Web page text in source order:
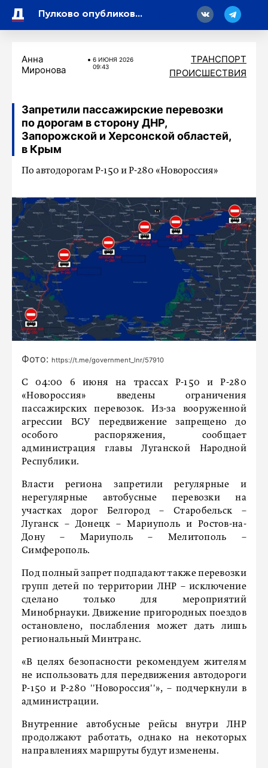
Пулково опубликовало информацию о ситуации в аэропорту: задержаны 17 рейсов
Анна
Миронова
6 ИЮНЯ 2026
09:43
ТРАНСПОРТ
ПРОИСШЕСТВИЯ
Запретили пассажирские перевозки
по дорогам в сторону ДНР,
Запорожской и Херсонской областей,
в Крым
По автодорогам Р-150 и Р-280 «Новороссия»
Фото: https://t.me/government_lnr/57910
С 04:00 6 июня на трассах Р-150 и Р-280
«Новороссия» введены ограничения
пассажирских перевозок. Из-за вооруженной
агрессии ВСУ передвижение запрещено до
особого распоряжения, сообщает
администрация главы Луганской Народной
Республики.
Власти региона запретили регулярные и
нерегулярные автобусные перевозки на
участках дорог Белгород – Старобельск –
Луганск – Донецк – Мариуполь и Ростов-на-
Дону – Мариуполь – Мелитополь –
Симферополь.
Под полный запрет подпадают также перевозки
групп детей по территории ЛНР – исключение
сделано только для мероприятий
Минобрнауки. Движение пригородных поездов
остановлено, послабления может дать лишь
региональный Минтранс.
«В целях безопасности рекомендуем жителям
не использовать для передвижения автодороги
Р-150 и Р-280 ''Новороссия''», – подчеркнули в
администрации.
Внутренние автобусные рейсы внутри ЛНР
продолжают работать, однако на некоторых
направлениях маршруты будут изменены.